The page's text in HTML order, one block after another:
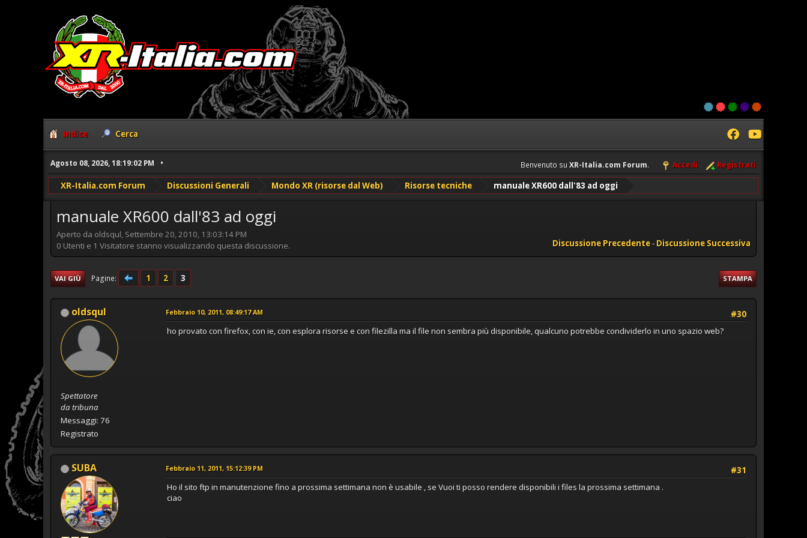
Indice Cerca
Agosto 08, 2026, 18:19:02 PM Benvenuto su XR-Italia.com Forum. Accedi Registrati
XR-Italia.com Forum Discussioni Generali Mondo XR (risorse dal Web) Risorse tecniche manuale XR600 dall'83 ad oggi
manuale XR600 dall'83 ad oggi
Aperto da oldsqul, Settembre 20, 2010, 13:03:14 PM
Discussione Precedente- Discussione Successiva
0 Utenti e 1 Visitatore stanno visualizzando questa discussione.
STAMPA
VAI GIÙ Pagine 1 2 3
oldsqul
Spettatore
da tribuna
Messaggi: 76
Registrato
#30
Febbraio 10, 2011, 08:49:17 AM
ho provato con firefox, con ie, con esplora risorse e con filezilla ma il file non sembra più disponibile, qualcuno potrebbe condividerlo in uno spazio web?
SUBA #31
Febbraio 11, 2011, 15:12:39 PM
Ho il sito ftp in manutenzione fino a prossima settimana non è usabile , se Vuoi ti posso rendere disponibili i files la prossima settimana .
ciao